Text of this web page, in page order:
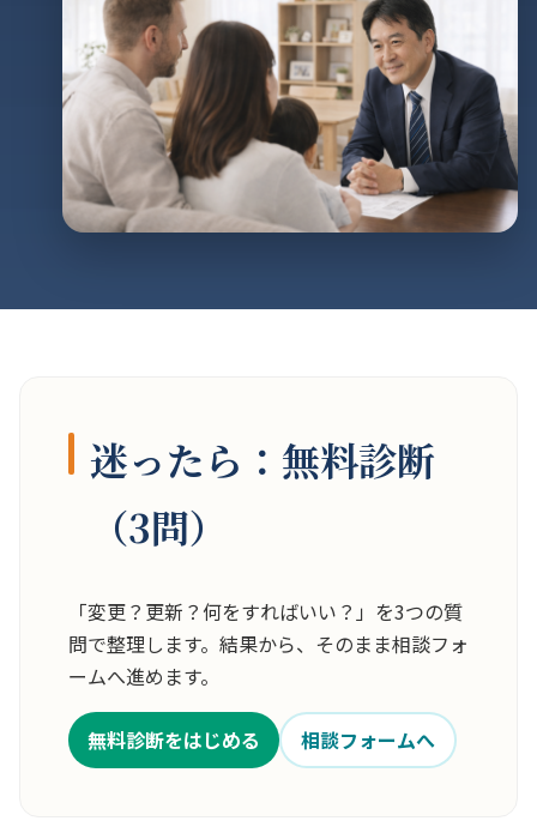
迷ったら：無料診断
（3問）
「変更？更新？何をすればいい？」を3つの質
問で整理します。結果から、そのまま相談フォ
ームへ進めます。
無料診断をはじめる 相談フォームへ